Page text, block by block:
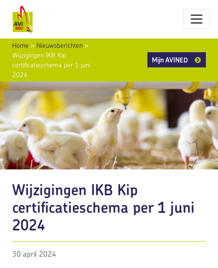
Home » Nieuwsberichten »
Wijzigingen IKB Kip
certificatieschema per 1 juni
2024
Mijn AVINED
Wijzigingen IKB Kip
certificatieschema per 1 juni
2024
30 april 2024